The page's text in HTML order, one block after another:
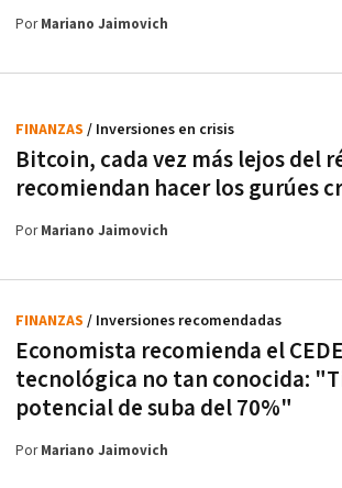
PorMariano Jaimovich
Bitcoin, cada vez más lejos del
recomiendan hacer los gurúes
FINANZAS / Inversiones en crisis
PorMariano Jaimovich
Economista recomienda el
tecnológica no tan conocida:
potencial de suba del 70%"
FINANZAS / Inversiones recomendadas
PorMariano Jaimovich